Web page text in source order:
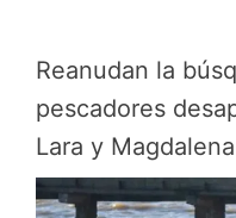
Reanudan la
pescadores
Lara y Magdalena